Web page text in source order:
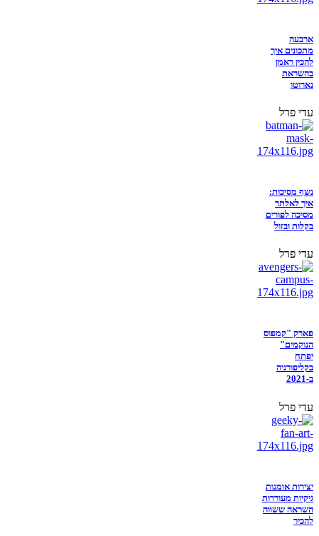
ארבעה
מתכונים איך
להכין ראמן
בהשראת
נארוטו
עדי פרל
נשף מסיכות:
איך לאלתר
מסיכה לפורים
בקלות ובזול
עדי פרל
פארק "קמפוס
הנוקמים"
יפתח
בקליפורניה
ב-2021
עדי פרל
יצירות אומנות
גיקיות מעוררות
השראה ששווה
להכיר